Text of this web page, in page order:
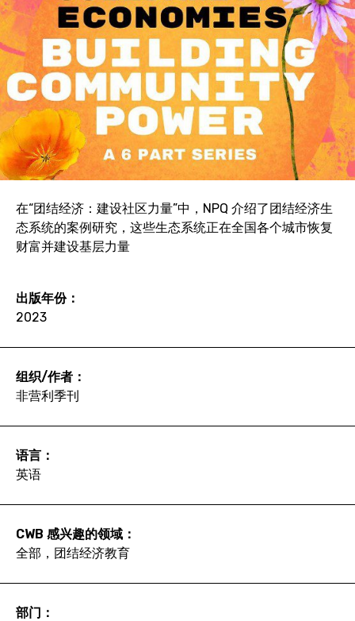
在“团结经济：建设社区力量”中，NPQ 介绍了团结经济生
态系统的案例研究，这些生态系统正在全国各个城市恢复
财富并建设基层力量
出版年份：
2023
组织/作者：
非营利季刊
语言：
英语
CWB 感兴趣的领域：
全部，团结经济教育
部门：